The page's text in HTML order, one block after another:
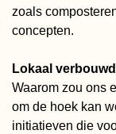
zoals
concepten.
Lokaal verbouwd
Waarom zou ons
om de hoek kan
initiatieven die